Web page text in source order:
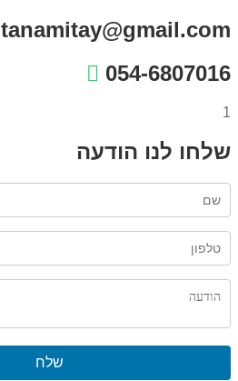
tanamitay@gmail.com
054-6807016
1
שלחו לנו הודעה
שלח